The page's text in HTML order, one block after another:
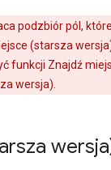
podzbiór pól,
(starsza
funkcji Znajdź
wersja).